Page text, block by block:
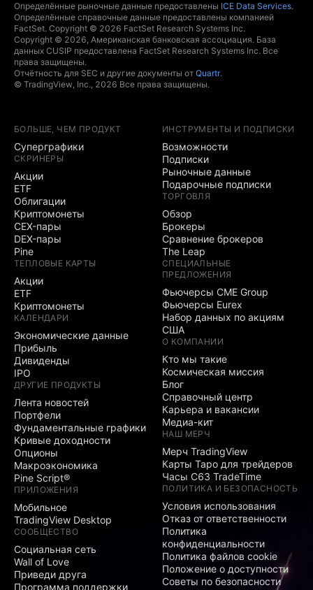
Определённые рыночные данные предоставлены ICE Data Services.
Определённые справочные данные предоставлены компанией
FactSet. Copyright © 2026 FactSet Research Systems Inc.
Copyright © 2026, Американская банковская ассоциация. База
данных CUSIP предоставлена FactSet Research Systems Inc. Все
права защищены.
Отчётность для SEC и другие документы от Quartr.
© TradingView, Inc., 2026 Все права защищены.
БОЛЬШЕ, ЧЕМ ПРОДУКТ
Суперграфики
СКРИНЕРЫ
Акции
ETF
Облигации
Криптомонеты
CEX-пары
DEX-пары
Pine
ТЕПЛОВЫЕ КАРТЫ
Акции
ETF
Криптомонеты
КАЛЕНДАРИ
Экономические данные
Прибыль
Дивиденды
IPO
ДРУГИЕ ПРОДУКТЫ
Лента новостей
Портфели
Фундаментальные графики
Кривые доходности
Опционы
Макроэкономика
Pine Script®
ПРИЛОЖЕНИЯ
Мобильное
TradingView Desktop
СООБЩЕСТВО
Социальная сеть
Wall of Love
Приведи друга
Программа поддержки
ИНСТРУМЕНТЫ И ПОДПИСКИ
Возможности
Подписки
Рыночные данные
Подарочные подписки
ТОРГОВЛЯ
Обзор
Брокеры
Сравнение брокеров
The Leap
СПЕЦИАЛЬНЫЕ
ПРЕДЛОЖЕНИЯ
Фьючерсы CME Group
Фьючерсы Eurex
Набор данных по акциям
США
О КОМПАНИИ
Кто мы такие
Космическая миссия
Блог
Справочный центр
Карьера и вакансии
Медиа-кит
НАШ МЕРЧ
Мерч TradingView
Карты Таро для трейдеров
Часы C63 TradeTime
ПОЛИТИКА И БЕЗОПАСНОСТЬ
Условия использования
Отказ от ответственности
Политика
конфиденциальности
Политика файлов cookie
Положение о доступности
Советы по безопасности